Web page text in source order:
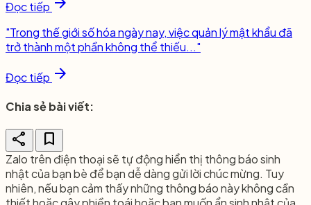
Đọc tiếp
"Trong thế giới số hóa ngày nay, việc quản lý mật khẩu đã
trở thành một phần không thể thiếu..."
Đọc tiếp arrow_forward
Chia sẻ bài viết:
share bookmark
Zalo trên điện thoại sẽ tự động hiển thị thông báo sinh
nhật của bạn bè để bạn dễ dàng gửi lời chúc mừng. Tuy
nhiên, nếu bạn cảm thấy những thông báo này không cần